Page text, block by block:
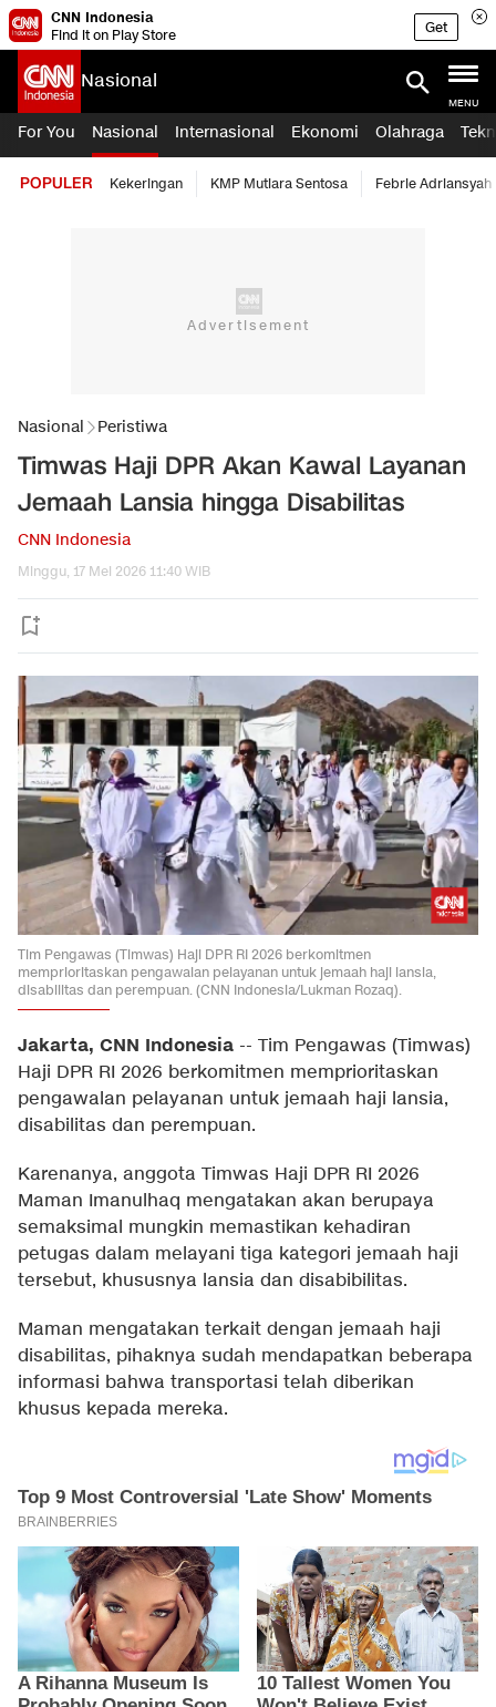
CNN Indonesia
Find it on Play Store
Get
Nasional
MENU
For You Nasional Internasional Ekonomi Olahraga
POPULER Kekeringan KMP Mutiara Sentosa Febrie Adriansyah
Nasional Peristiwa
Timwas Haji DPR Akan Kawal Layanan
Jemaah Lansia hingga Disabilitas
CNN Indonesia
Minggu, 17 Mei 2026 11:40 WIB
Tim Pengawas (Timwas) Haji DPR RI 2026 berkomitmen
memprioritaskan pengawalan pelayanan untuk jemaah haji lansia,
disabilitas dan perempuan. (CNN Indonesia/Lukman Rozaq).
Jakarta, CNN Indonesia -- Tim Pengawas (Timwas)
Haji DPR RI 2026 berkomitmen memprioritaskan
pengawalan pelayanan untuk jemaah haji lansia,
disabilitas dan perempuan.
Karenanya, anggota Timwas Haji DPR RI 2026
Maman Imanulhaq mengatakan akan berupaya
semaksimal mungkin memastikan kehadiran
petugas dalam melayani tiga kategori jemaah haji
tersebut, khususnya lansia dan disabibilitas.
Maman mengatakan terkait dengan jemaah haji
disabilitas, pihaknya sudah mendapatkan beberapa
informasi bahwa transportasi telah diberikan
khusus kepada mereka.